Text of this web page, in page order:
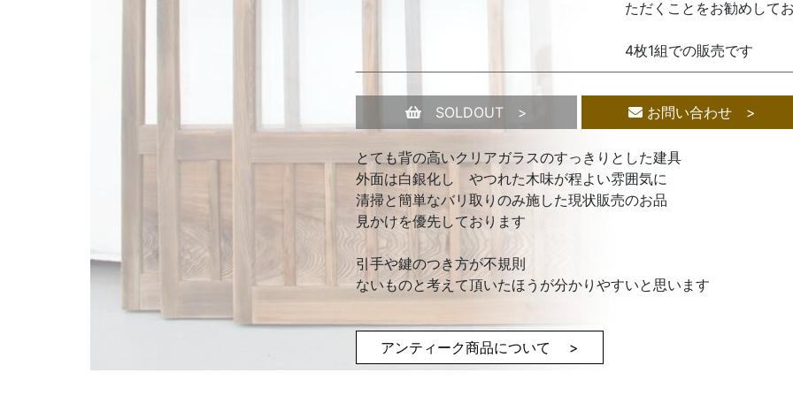
ただくことをお勧めして
4枚1組での販売です
SOLDOUT > お問い合わせ >
とても背の高いクリアガラスのすっきりとした建具
外面は白銀化し やつれた木味が程よい雰囲気に
清掃と簡単なバリ取りのみ施した現状販売のお品
見かけを優先しております
引手や鍵のつき方が不規則
ないものと考えて頂いたほうが分かりやすいと思います
アンティーク商品について >